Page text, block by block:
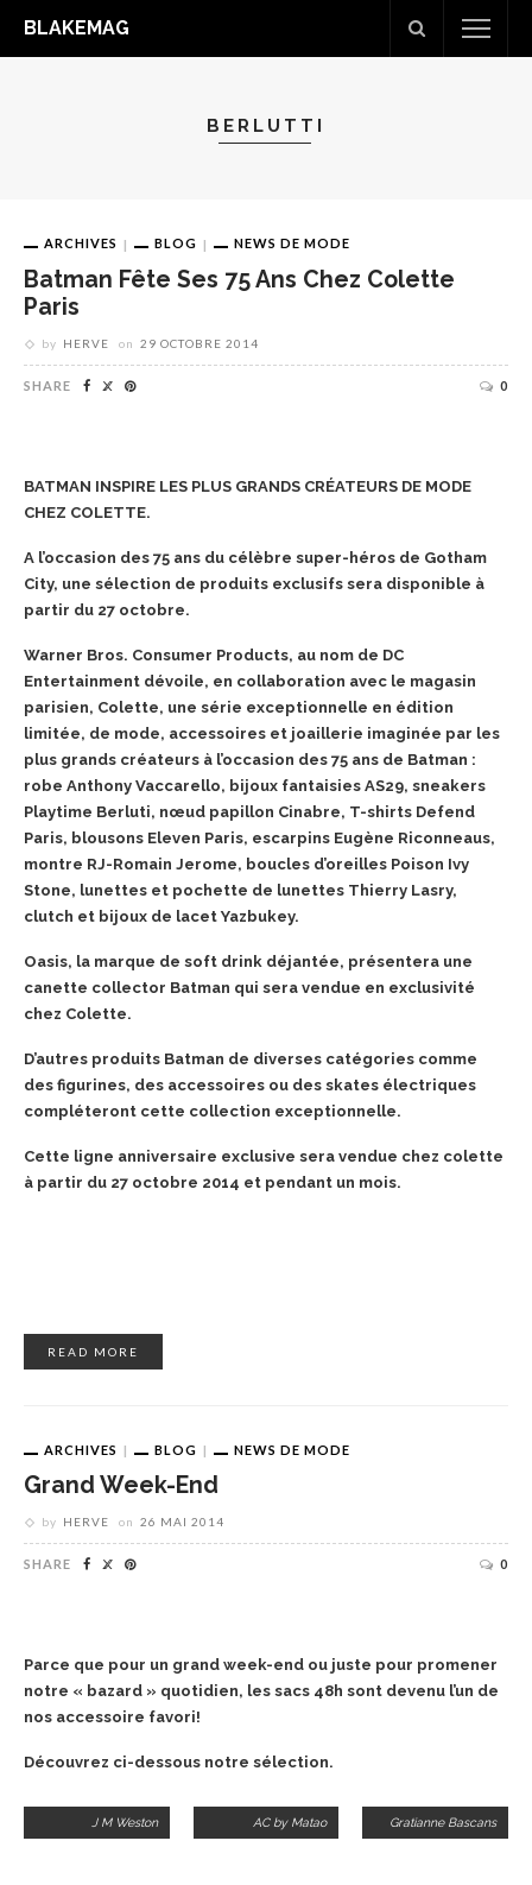
BLAKEMAG
BERLUTTI
ARCHIVES BLOG NEWS DE MODE
Batman Fête Ses 75 Ans Chez Colette
Paris
by HERVE on 29 OCTOBRE 2014
SHARE 0
BATMAN INSPIRE LES PLUS GRANDS CRÉATEURS DE MODE
CHEZ COLETTE.
A l’occasion des 75 ans du célèbre super-héros de Gotham
City, une sélection de produits exclusifs sera disponible à
partir du 27 octobre.
Warner Bros. Consumer Products, au nom de DC
Entertainment dévoile, en collaboration avec le magasin
parisien, Colette, une série exceptionnelle en édition
limitée, de mode, accessoires et joaillerie imaginée par les
plus grands créateurs à l’occasion des 75 ans de Batman :
robe Anthony Vaccarello, bijoux fantaisies AS29, sneakers
Playtime Berluti, nœud papillon Cinabre, T-shirts Defend
Paris, blousons Eleven Paris, escarpins Eugène Riconneaus,
montre RJ-Romain Jerome, boucles d’oreilles Poison Ivy
Stone, lunettes et pochette de lunettes Thierry Lasry,
clutch et bijoux de lacet Yazbukey.
Oasis, la marque de soft drink déjantée, présentera une
canette collector Batman qui sera vendue en exclusivité
chez Colette.
D’autres produits Batman de diverses catégories comme
des figurines, des accessoires ou des skates électriques
compléteront cette collection exceptionnelle.
Cette ligne anniversaire exclusive sera vendue chez colette
à partir du 27 octobre 2014 et pendant un mois.
READ MORE
ARCHIVES BLOG NEWS DE MODE
Grand Week-End
by HERVE on 26 MAI 2014
SHARE 0
Parce que pour un grand week-end ou juste pour promener
notre « bazard » quotidien, les sacs 48h sont devenu l’un de
nos accessoire favori!
Découvrez ci-dessous notre sélection.
J M Weston AC by Matao Gratianne Bascans